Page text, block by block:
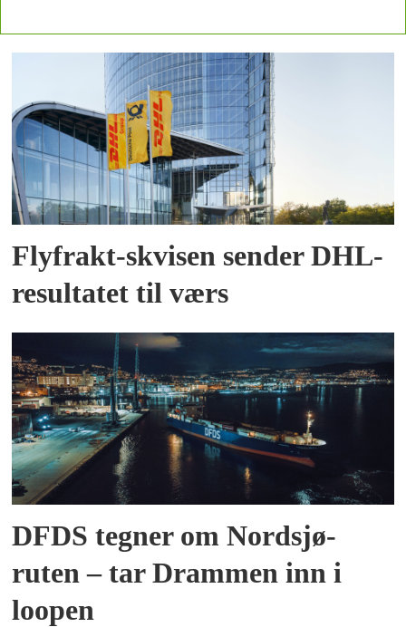
Flyfrakt-skvisen sender DHL-
resultatet til værs
DFDS tegner om Nordsjø-
ruten – tar Drammen inn i
loopen